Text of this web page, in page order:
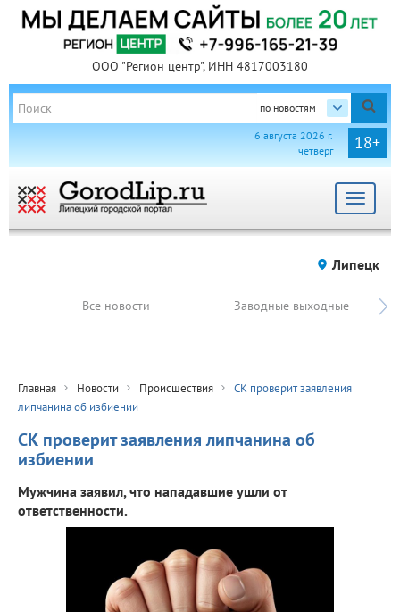
ООО "Регион центр", ИНН 4817003180
по новостям
18+
6 августа 2026 г.
четверг
Toggle
Липецк
Все новости Заводные выходные
Главная Новости Происшествия
СК проверит заявления
липчанина об избиении
СК проверит заявления липчанина об
избиении
Мужчина заявил, что нападавшие ушли от
ответственности.